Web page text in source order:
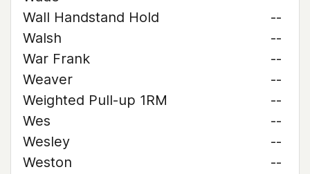
Wall Handstand Hold
--
Walsh
--
War Frank
--
Weaver
--
Weighted Pull-up 1RM
--
Wes
--
Wesley
--
Weston
--